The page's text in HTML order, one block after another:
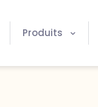
Produits